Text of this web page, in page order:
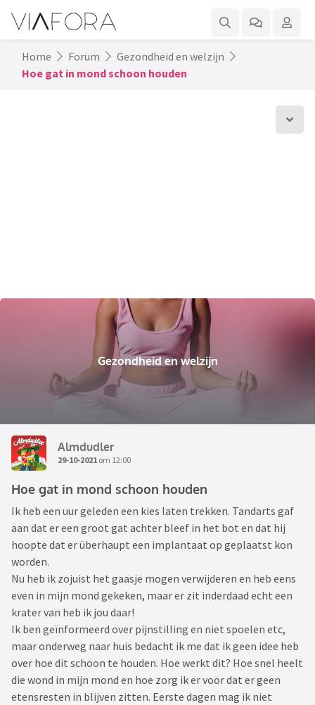
Home Forum
Gezondheid en welzijn
Hoe gat in mond schoon houden
Gezondheid en welzijn
Almdudler
29-10-2021 om 12:00
Hoe gat in mond schoon houden
Ik heb een uur geleden een kies laten trekken. Tandarts gaf
aan dat er een groot gat achter bleef in het bot en dat hij
hoopte dat er überhaupt een implantaat op geplaatst kon
worden.
Nu heb ik zojuist het gaasje mogen verwijderen en heb eens
even in mijn mond gekeken, maar er zit inderdaad echt een
krater van heb ik jou daar!
Ik ben geïnformeerd over pijnstilling en niet spoelen etc,
maar onderweg naar huis bedacht ik me dat ik geen idee heb
over hoe dit schoon te houden. Hoe werkt dit? Hoe snel heelt
die wond in mijn mond en hoe zorg ik er voor dat er geen
etensresten in blijven zitten. Eerste dagen mag ik niet